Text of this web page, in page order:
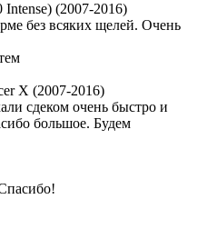
(2007-2016)
без всяких щелей. Очень
X (2007-2016)
сдеком очень быстро и
большое. Будем